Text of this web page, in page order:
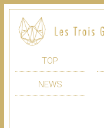
TOP
NEWS